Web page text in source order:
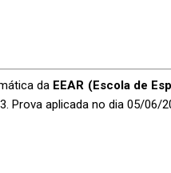
da EEAR (Escola de
Prova aplicada no dia 05/06/